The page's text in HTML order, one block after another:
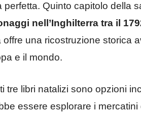
perfetta. Quinto capitolo della
nell’Inghilterra tra il
offre una ricostruzione storica
e il mondo.
tre libri natalizi sono opzioni
essere esplorare i